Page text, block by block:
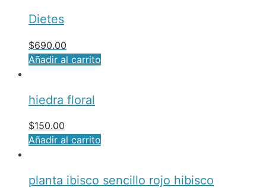
Dietes
$690.00
Añadir al carrito
hiedra floral
$150.00
Añadir al carrito
planta ibisco sencillo rojo hibisco